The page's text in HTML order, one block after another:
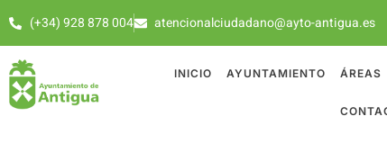
(+34) 928 878 004 atencionalciudadano@ayto-antigua.es
INICIO AYUNTAMIENTO ÁREAS